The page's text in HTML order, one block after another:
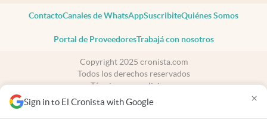
Sign in to El Cronista with Google ×
ContactoCanales de WhatsAppSuscribiteQuiénes Somos
Portal de ProveedoresTrabajá con nosotros
Copyright 2025 cronista.com
Todos los derechos reservados
Términos y condiciones
Privacidad
Consentimiento